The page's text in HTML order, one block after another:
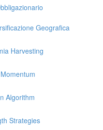
Geografica
Harvesting
Algorithm
Strategies